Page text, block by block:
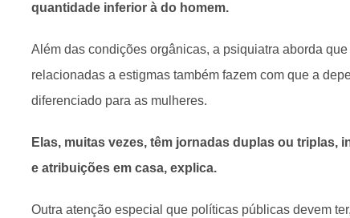
quantidade inferior à do homem.
Além das condições orgânicas, a psiquiatra aborda
relacionadas a estigmas também fazem com que a
diferenciado para as mulheres.
Elas, muitas vezes, têm jornadas duplas ou triplas,
e atribuições em casa, explica.
Outra atenção especial que políticas públicas devem